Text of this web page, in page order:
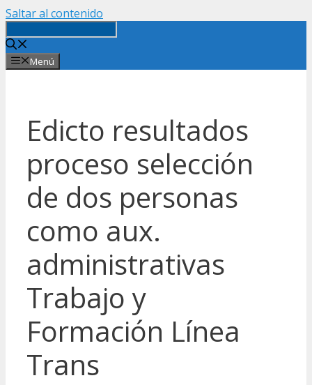
Saltar al contenido
Menú
Edicto resultados
proceso selección
de dos personas
como aux.
administrativas
Trabajo y
Formación Línea
Trans